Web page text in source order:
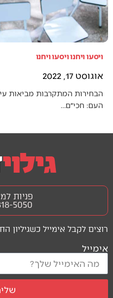
ויסעו ויחנו ויסעו ויחנו
אוגוסט 17, 2022
הבחירות המתקרבות מביאות
העם: חכי״ם…
רוצים לקבל אימייל כשגיליון
אימייל
פניות
5050